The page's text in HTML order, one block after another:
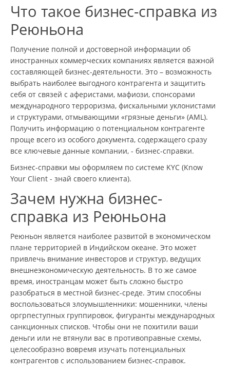
Что такое бизнес-справка из
Реюньона
Получение полной и достоверной информации об
иностранных коммерческих компаниях является важной
составляющей бизнес-деятельности. Это – возможность
выбрать наиболее выгодного контрагента и защитить
себя от связей с аферистами, мафиози, спонсорами
международного терроризма, фискальными уклонистами
и структурами, отмывающими «грязные деньги» (AML).
Получить информацию о потенциальном контрагенте
проще всего из особого документа, содержащего сразу
все ключевые данные компании, - бизнес-справки.
Бизнес-справки мы оформляем по системе KYC (Know
Your Client - знай своего клиента).
Зачем нужна бизнес-
справка из Реюньона
Реюньон является наиболее развитой в экономическом
плане территорией в Индийском океане. Это может
привлечь внимание инвесторов и структур, ведущих
внешнеэкономическую деятельность. В то же самое
время, иностранцам может быть сложно быстро
разобраться в местной бизнес-среде. Этим способны
воспользоваться злоумышленники: мошенники, члены
оргрпеступных группировок, фигуранты международных
санкционных списков. Чтобы они не похитили ваши
деньги или не втянули вас в противоправные схемы,
целесообразно вовремя изучать потенциальных
контрагентов с использованием бизнес-справок.